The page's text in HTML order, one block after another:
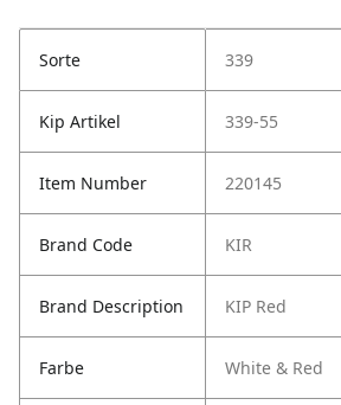
Sorte 339
Kip Artikel 339-55
Item Number 220145
Brand Code KIR
Brand Description KIP Red
Farbe White & Red